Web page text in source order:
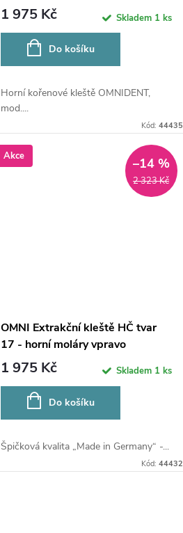
1 975 Kč Skladem 1 ks
Do košíku
Horní kořenové kleště OMNIDENT,
mod....
Kód: 44435
Akce
2 323 Kč
–14 %
OMNI Extrakční kleště HČ tvar
17 - horní moláry vpravo
1 975 Kč Skladem 1 ks
Do košíku
Špičková kvalita „Made in Germany“ -...
Kód: 44432